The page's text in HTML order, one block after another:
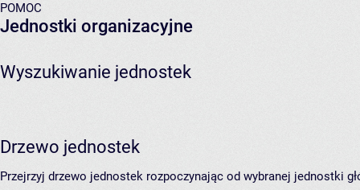
POMOC
Jednostki organizacyjne
Wyszukiwanie jednostek
Drzewo jednostek
Przejrzyj drzewo jednostek rozpoczynając od wybranej jednostki